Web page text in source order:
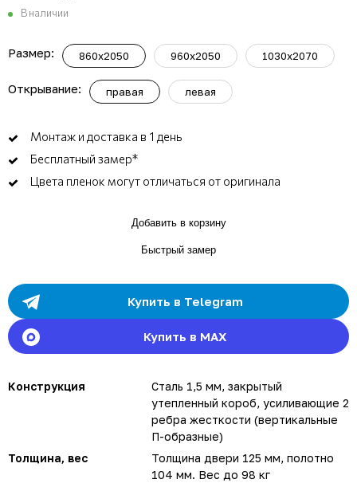
В наличии
Размер: 860x2050 960x2050 1030x2070
Открывание: правая левая
Монтаж и доставка в 1 день
Бесплатный замер*
Цвета пленок могут отличаться от оригинала
Добавить в корзину
Быстрый замер
Купить в Telegram
Купить в MAX
Конструкция
Сталь 1,5 мм, закрытый
утепленный короб, усиливающие 2
ребра жесткости (вертикальные
П-образные)
Толщина, вес
Толщина двери 125 мм, полотно
104 мм. Вес до 98 кг